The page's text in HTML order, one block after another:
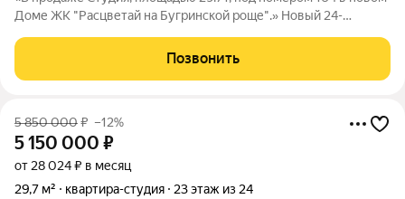
Доме ЖК "Расцветай на Бугринской роще".» Новый 24-
микрорайоне Бугринская роща на ул. Оловозаводской.
Вдохновляющие виды открываются на
Позвонить
5 850 000₽ –12%
5 150 000 ₽
от 28 024 ₽ в месяц
29,7 м²
квартира-студия 23 этаж из 24